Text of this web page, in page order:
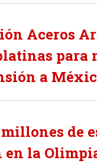
Aceros
para
a
de
en la